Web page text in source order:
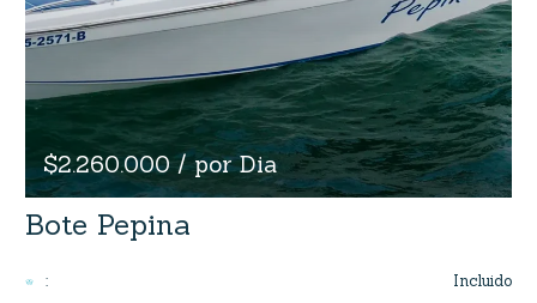
$2.260.000 / por Dia
Bote Pepina
: Incluido